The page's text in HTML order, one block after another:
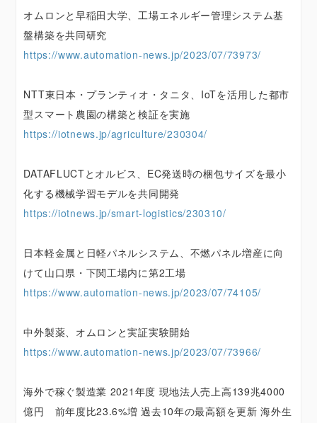
オムロンと早稲田大学、工場エネルギー管理システム基
盤構築を共同研究
https://www.automation-news.jp/2023/07/73973/
NTT東日本・プランティオ・タニタ、IoTを活用した都市
型スマート農園の構築と検証を実施
https://iotnews.jp/agriculture/230304/
DATAFLUCTとオルビス、EC発送時の梱包サイズを最小
化する機械学習モデルを共同開発
https://iotnews.jp/smart-logistics/230310/
日本軽金属と日軽パネルシステム、不燃パネル増産に向
けて山口県・下関工場内に第2工場
https://www.automation-news.jp/2023/07/74105/
中外製薬、オムロンと実証実験開始
https://www.automation-news.jp/2023/07/73966/
海外で稼ぐ製造業 2021年度 現地法人売上高139兆4000
億円 前年度比23.6%増 過去10年の最高額を更新 海外生